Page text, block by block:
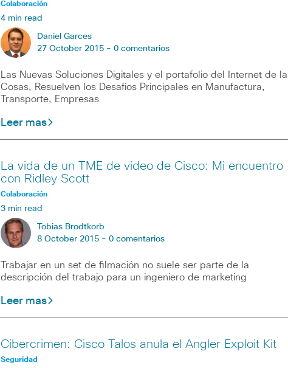
Colaboración
4 min read
Daniel Garces
27 October 2015 - 0 comentarios
Las Nuevas Soluciones Digitales y el portafolio del Internet de
Cosas, Resuelven los Desafíos Principales en Manufactura,
Transporte, Empresas
Leer mas
La vida de un TME de video de Cisco: Mi encuentro
con Ridley Scott
Colaboración
3 min read
Tobias Brodtkorb
8 October 2015 - 0 comentarios
Trabajar en un set de filmación no suele ser parte de la
descripción del trabajo para un ingeniero de marketing
Leer mas
Cibercrimen: Cisco Talos anula el Angler Exploit Kit
Seguridad